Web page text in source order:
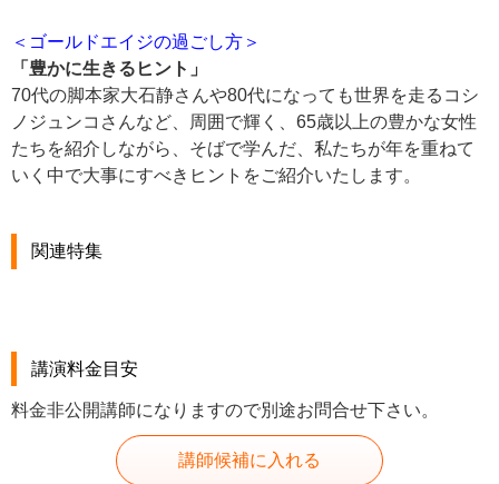
＜ゴールドエイジの過ごし方＞
「豊かに生きるヒント」
70代の脚本家大石静さんや80代になっても世界を走るコシ
ノジュンコさんなど、周囲で輝く、65歳以上の豊かな女性
たちを紹介しながら、そばで学んだ、私たちが年を重ねて
いく中で大事にすべきヒントをご紹介いたします。
関連特集
講演料金目安
料金非公開講師になりますので別途お問合せ下さい。
講師候補に入れる